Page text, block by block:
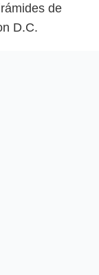
de
D.C.